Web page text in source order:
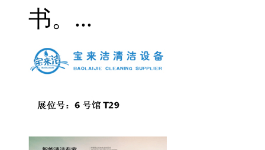
书。...